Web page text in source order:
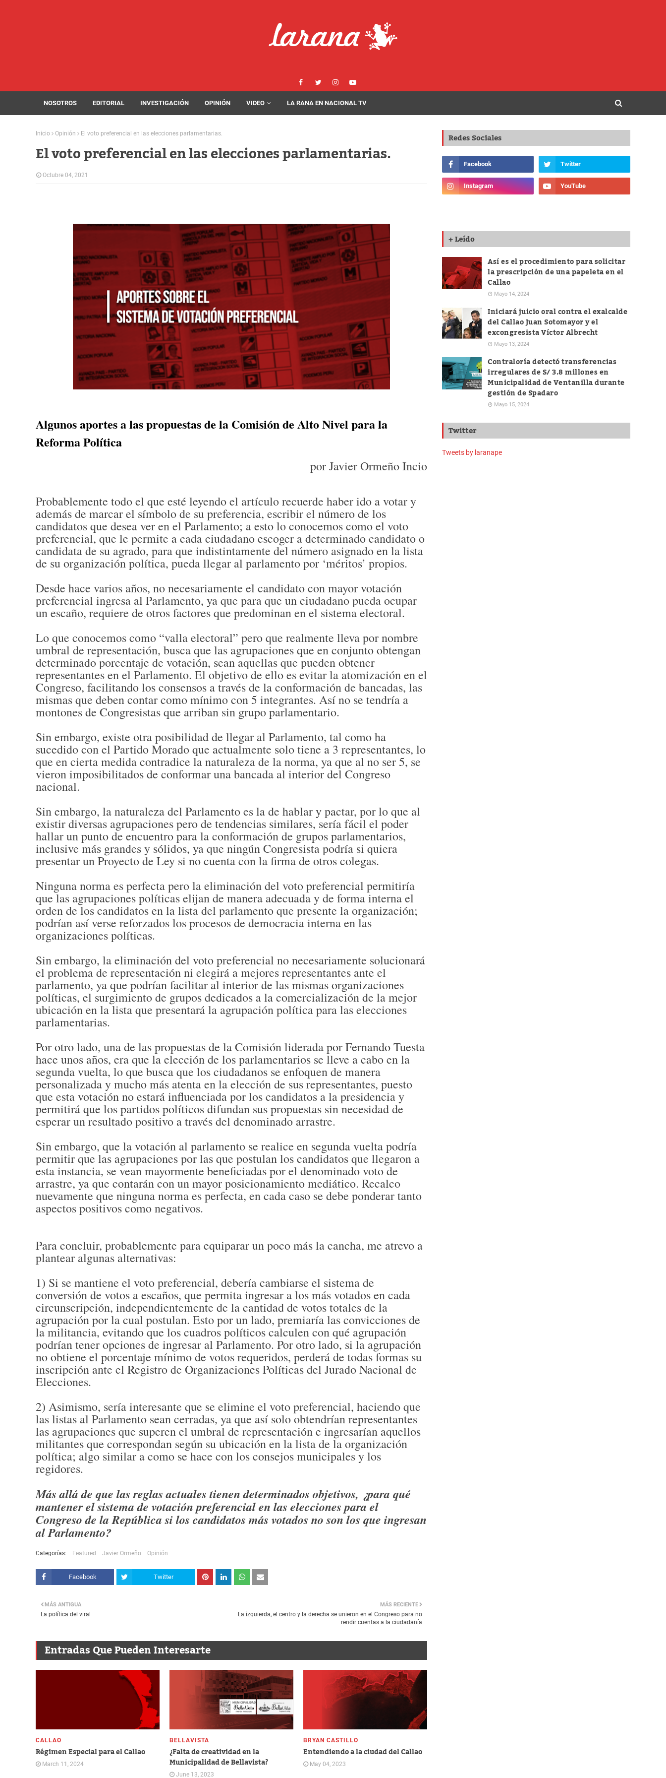
NOSOTROS EDITORIAL INVESTIGACIÓN OPINIÓN VIDEO LA RANA EN NACIONAL TV
Inicio Opinión El voto preferencial en las elecciones parlamentarias.
El voto preferencial en las elecciones parlamentarias.
Octubre 04, 2021
Algunos aportes a las propuestas de la Comisión de Alto Nivel para la
Reforma Política
por Javier Ormeño Incio
Probablemente todo el que esté leyendo el artículo recuerde haber ido a votar y
además de marcar el símbolo de su preferencia, escribir el número de los
candidatos que desea ver en el Parlamento; a esto lo conocemos como el voto
preferencial, que le permite a cada ciudadano escoger a determinado candidato o
candidata de su agrado, para que indistintamente del número asignado en la lista
de su organización política, pueda llegar al parlamento por ‘méritos’ propios.
Desde hace varios años, no necesariamente el candidato con mayor votación
preferencial ingresa al Parlamento, ya que para que un ciudadano pueda ocupar
un escaño, requiere de otros factores que predominan en el sistema electoral.
Lo que conocemos como “valla electoral” pero que realmente lleva por nombre
umbral de representación, busca que las agrupaciones que en conjunto obtengan
determinado porcentaje de votación, sean aquellas que pueden obtener
representantes en el Parlamento. El objetivo de ello es evitar la atomización en el
Congreso, facilitando los consensos a través de la conformación de bancadas, las
mismas que deben contar como mínimo con 5 integrantes. Así no se tendría a
montones de Congresistas que arriban sin grupo parlamentario.
Sin embargo, existe otra posibilidad de llegar al Parlamento, tal como ha
sucedido con el Partido Morado que actualmente solo tiene a 3 representantes, lo
que en cierta medida contradice la naturaleza de la norma, ya que al no ser 5, se
vieron imposibilitados de conformar una bancada al interior del Congreso
nacional.
Sin embargo, la naturaleza del Parlamento es la de hablar y pactar, por lo que al
existir diversas agrupaciones pero de tendencias similares, sería fácil el poder
hallar un punto de encuentro para la conformación de grupos parlamentarios,
inclusive más grandes y sólidos, ya que ningún Congresista podría si quiera
presentar un Proyecto de Ley si no cuenta con la firma de otros colegas.
Ninguna norma es perfecta pero la eliminación del voto preferencial permitiría
que las agrupaciones políticas elijan de manera adecuada y de forma interna el
orden de los candidatos en la lista del parlamento que presente la organización;
podrían así verse reforzados los procesos de democracia interna en las
organizaciones políticas.
Sin embargo, la eliminación del voto preferencial no necesariamente solucionará
el problema de representación ni elegirá a mejores representantes ante el
parlamento, ya que podrían facilitar al interior de las mismas organizaciones
políticas, el surgimiento de grupos dedicados a la comercialización de la mejor
ubicación en la lista que presentará la agrupación política para las elecciones
parlamentarias.
Por otro lado, una de las propuestas de la Comisión liderada por Fernando Tuesta
hace unos años, era que la elección de los parlamentarios se lleve a cabo en la
segunda vuelta, lo que busca que los ciudadanos se enfoquen de manera
personalizada y mucho más atenta en la elección de sus representantes, puesto
que esta votación no estará influenciada por los candidatos a la presidencia y
permitirá que los partidos políticos difundan sus propuestas sin necesidad de
esperar un resultado positivo a través del denominado arrastre.
Sin embargo, que la votación al parlamento se realice en segunda vuelta podría
permitir que las agrupaciones por las que postulan los candidatos que llegaron a
esta instancia, se vean mayormente beneficiadas por el denominado voto de
arrastre, ya que contarán con un mayor posicionamiento mediático. Recalco
nuevamente que ninguna norma es perfecta, en cada caso se debe ponderar tanto
aspectos positivos como negativos.
Para concluir, probablemente para equiparar un poco más la cancha, me atrevo a
plantear algunas alternativas:
1) Si se mantiene el voto preferencial, debería cambiarse el sistema de
conversión de votos a escaños, que permita ingresar a los más votados en cada
circunscripción, independientemente de la cantidad de votos totales de la
agrupación por la cual postulan. Esto por un lado, premiaría las convicciones de
la militancia, evitando que los cuadros políticos calculen con qué agrupación
podrían tener opciones de ingresar al Parlamento. Por otro lado, si la agrupación
no obtiene el porcentaje mínimo de votos requeridos, perderá de todas formas su
inscripción ante el Registro de Organizaciones Políticas del Jurado Nacional de
Elecciones.
2) Asimismo, sería interesante que se elimine el voto preferencial, haciendo que
las listas al Parlamento sean cerradas, ya que así solo obtendrían representantes
las agrupaciones que superen el umbral de representación e ingresarían aquellos
militantes que correspondan según su ubicación en la lista de la organización
política; algo similar a como se hace con los consejos municipales y los
regidores.
Más allá de que las reglas actuales tienen determinados objetivos, ¿para qué
mantener el sistema de votación preferencial en las elecciones para el
Congreso de la República si los candidatos más votados no son los que ingresan
al Parlamento?
Categorías: Featured Javier Ormeño Opinión
Facebook Twitter
MÁS RECIENTE
La izquierda, el centro y la derecha se unieron en el Congreso para no
rendir cuentas a la ciudadanía
MÁS ANTIGUA
La política del viral
Entradas Que Pueden Interesarte
CALLAO
Régimen Especial para el Callao
March 11, 2024
BELLAVISTA
¿Falta de creatividad en la
Municipalidad de Bellavista?
June 13, 2023
BRYAN CASTILLO
Entendiendo a la ciudad del Callao
May 04, 2023
Redes Sociales
+ Leído
Así es el procedimiento para solicitar
la prescripción de una papeleta en el
Callao
Mayo 14, 2024
Iniciará juicio oral contra el exalcalde
del Callao Juan Sotomayor y el
excongresista Víctor Albrecht
Mayo 13, 2024
Contraloría detectó transferencias
irregulares de S/ 3.8 millones en
Municipalidad de Ventanilla durante
gestión de Spadaro
Mayo 15, 2024
Twitter
Tweets by laranape